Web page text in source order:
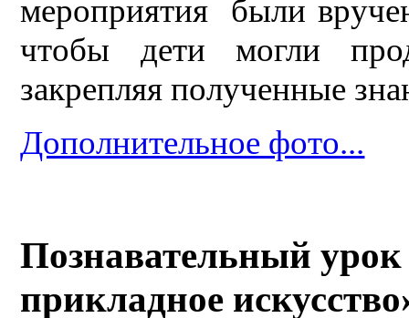
мероприятия были
чтобы дети могли
закрепляя полученные
Дополнительное фото...
Познавательный урок
прикладное